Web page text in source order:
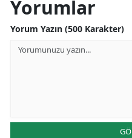
Yorumlar
Yorum Yazın (500 Karakter)